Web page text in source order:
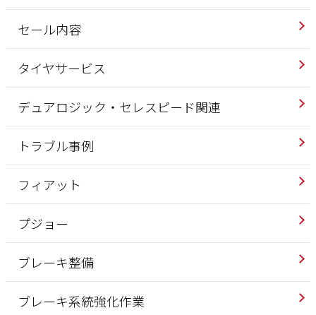
セール内容
タイヤサービス
デュアロジック・セレスピード関連
トラブル事例
フィアット
プジョー
ブレーキ整備
ブレーキ系統強化作業